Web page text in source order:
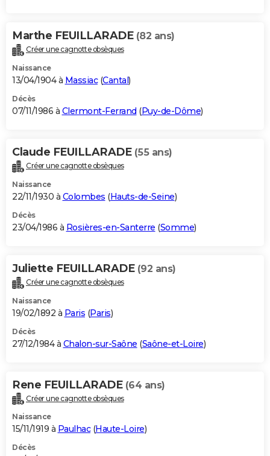
Marthe FEUILLARADE (82 ans)
Créer une cagnotte obsèques
Naissance
13/04/1904 à Massiac(Cantal)
Décès
07/11/1986 à Clermont-Ferrand (Puy-de-Dôme)
Claude FEUILLARADE (55 ans)
Créer une cagnotte obsèques
Naissance
22/11/1930 à Colombes (Hauts-de-Seine)
Décès
23/04/1986 à Rosières-en-Santerre (Somme)
Juliette FEUILLARADE (92 ans)
Créer une cagnotte obsèques
Naissance
19/02/1892 à Paris (Paris)
Décès
27/12/1984 à Chalon-sur-Saône (Saône-et-Loire)
Rene FEUILLARADE (64 ans)
Créer une cagnotte obsèques
Naissance
15/11/1919 à Paulhac(Haute-Loire)
Décès